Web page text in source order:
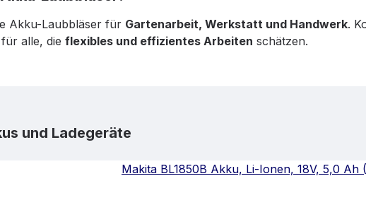
Akku-Laubbläser für Gartenarbeit, Werkstatt und Handwerk.
alle, die flexibles und effizientes Arbeiten schätzen.
und Ladegeräte